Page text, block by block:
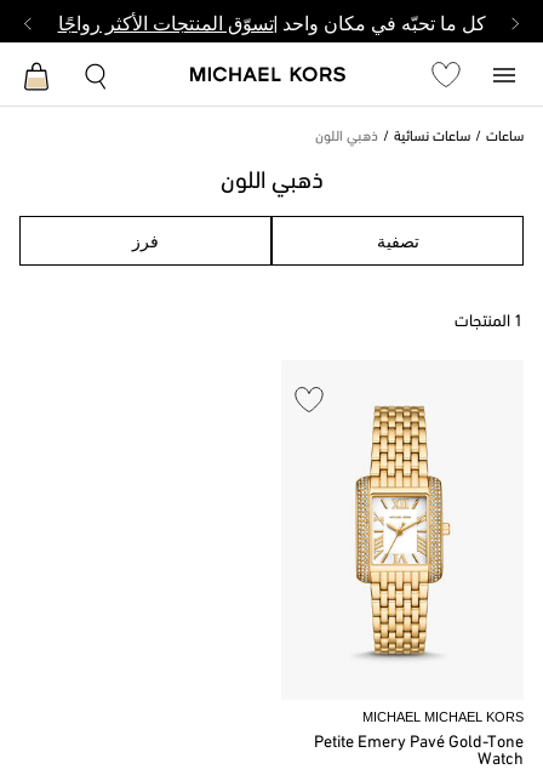
كل ما تحبّه في مكان واحد |تسوّق المنتجات الأكثر رواجًا
ساعات ساعات نسائية ذهبي اللون
ذهبي اللون
تصفية فرز
1 المنتجات
MICHAEL MICHAEL KORS
Petite Emery Pavé Gold-Tone
Watch